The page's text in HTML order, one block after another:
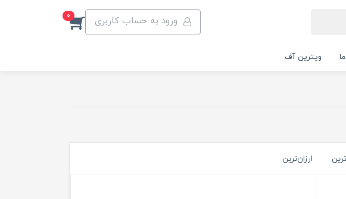
ورود به حساب کاربری 0
ویترین آف
ارزان‌ترین